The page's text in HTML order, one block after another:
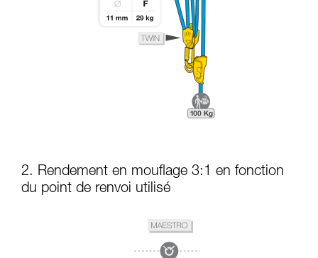
2. Rendement en mouflage 3:1 en fonction
du point de renvoi utilisé